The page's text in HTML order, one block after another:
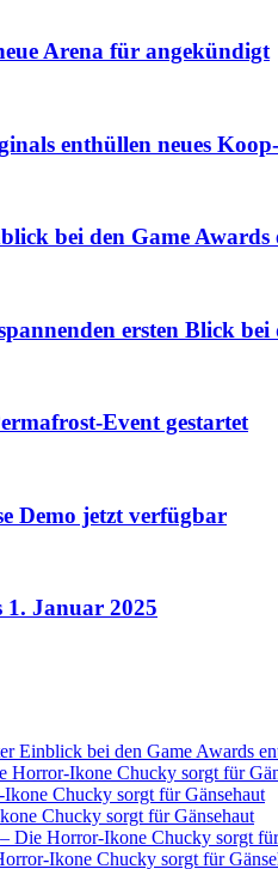
Arena für angekündigt
enthüllen neues
bei den Game
ersten Blick bei
Event gestartet
Demo jetzt verfügbar
1. Januar 2025
Einblick bei den Game Awards
Horror-Ikone Chucky sorgt für
Chucky sorgt für Gänsehaut
Chucky sorgt für Gänsehaut
Die Horror-Ikone Chucky sorgt
Ikone Chucky sorgt für